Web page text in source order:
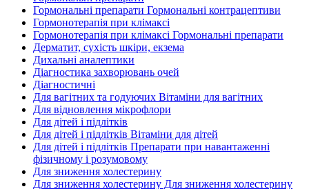
Гормональні препарати Гормональні контрацептиви
Гормонотерапія при клімаксі
Гормонотерапія при клімаксі Гормональні препарати
Дерматит, сухість шкіри, екзема
Дихальні аналептики
Діагностика захворювань очей
Діагностичні
Для вагітних та годуючих Вітаміни для вагітних
Для відновлення мікрофлори
Для дітей і підлітків
Для дітей і підлітків Вітаміни для дітей
Для дітей і підлітків Препарати при навантаженні
фізичному і розумовому
Для зниження холестерину
Для зниження холестерину Для зниження холестерину